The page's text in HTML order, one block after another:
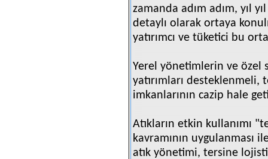
zamanda adım adım, yıl
detaylı olarak ortaya
yatırımcı ve tüketici bu
Yerel yönetimlerin ve özel
yatırımları desteklenmeli,
imkanlarının cazip hale
Atıkların etkin kullanımı
kavramının uygulanması
atık yönetimi, tersine